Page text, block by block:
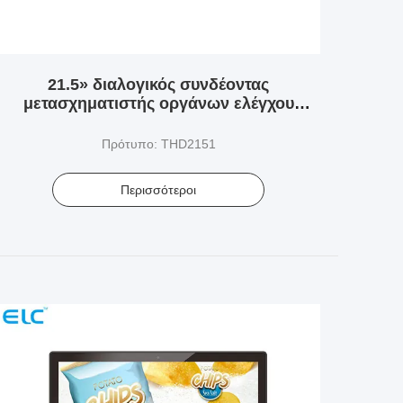
21.5» διαλογικός συνδέοντας
μετασχηματιστής οργάνων ελέγχου
Πρότυπο: THD2151
Περισσότεροι